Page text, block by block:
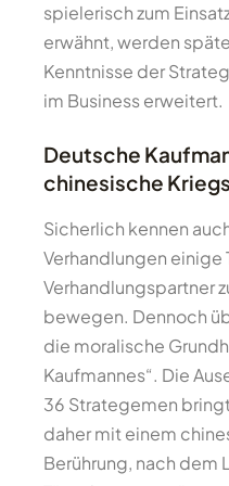
spielerisch zum
erwähnt, werden
Kenntnisse der
im Business erweitert.
Deutsche
chinesische
Sicherlich kennen
Verhandlungen einige
Verhandlungspartner
bewegen. Dennoch
die moralische
Kaufmannes“. Die
36 Strategemen
daher mit einem
Berührung, nach dem